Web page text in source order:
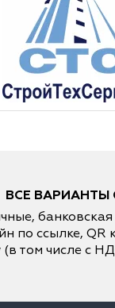
ВСЕ ВАРИАНТЫ
по ссылке, QR
(в том числе с